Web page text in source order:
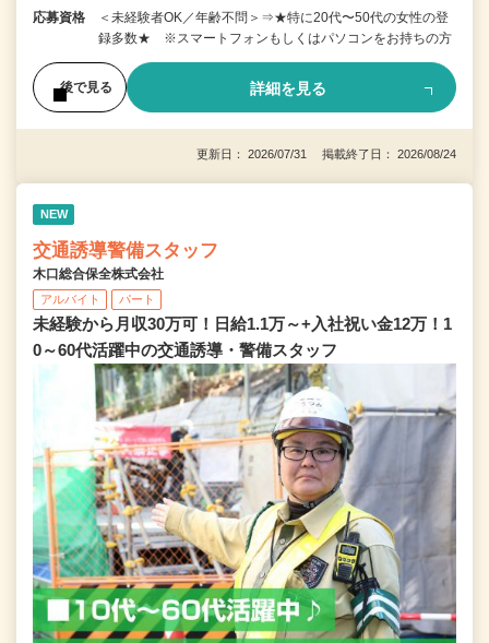
応募資格
＜未経験者OK／年齢不問＞⇒★特に20代〜50代の女性の登
録多数★ ※スマートフォンもしくはパソコンをお持ちの方
後で見る 詳細を見る
更新日： 2026/07/31 掲載終了日： 2026/08/24
NEW
交通誘導警備スタッフ
木口総合保全株式会社
アルバイト パート
未経験から月収30万可！日給1.1万～+入社祝い金12万！1
0～60代活躍中の交通誘導・警備スタッフ